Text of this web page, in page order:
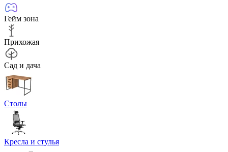
Гейм зона
Прихожая
Сад и дача
Столы
Кресла и стулья